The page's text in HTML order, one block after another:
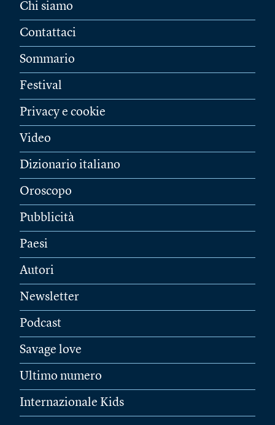
Chi siamo
Contattaci
Sommario
Festival
Privacy e cookie
Video
Dizionario italiano
Oroscopo
Pubblicità
Paesi
Autori
Newsletter
Podcast
Savage love
Ultimo numero
Internazionale Kids